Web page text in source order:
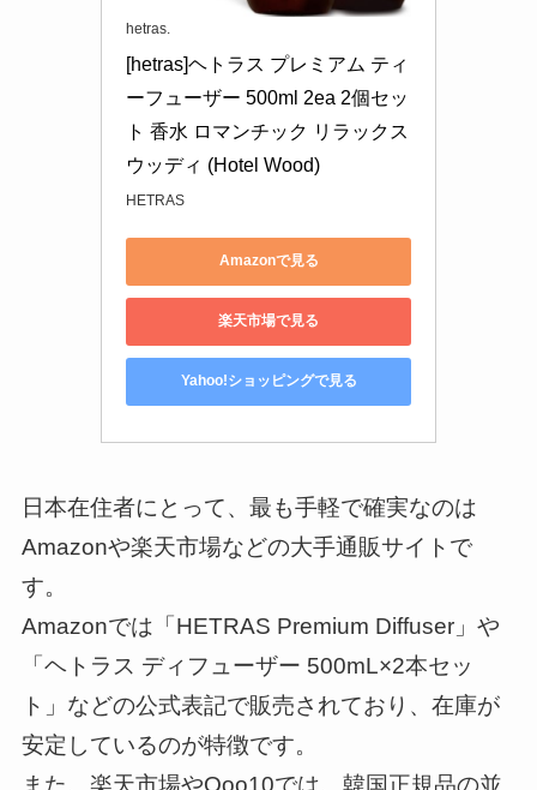
hetras.
[hetras]ヘトラス プレミアム ティ
ーフューザー 500ml 2ea 2個セッ
ト 香水 ロマンチック リラックス
ウッディ (Hotel Wood)
HETRAS
Amazonで見る
楽天市場で見る
Yahoo!ショッピングで見る
日本在住者にとって、最も手軽で確実なのは
Amazonや楽天市場などの大手通販サイトで
す。
Amazonでは「HETRAS Premium Diffuser」や
「ヘトラス ディフューザー 500mL×2本セッ
ト」などの公式表記で販売されており、在庫が
安定しているのが特徴です。